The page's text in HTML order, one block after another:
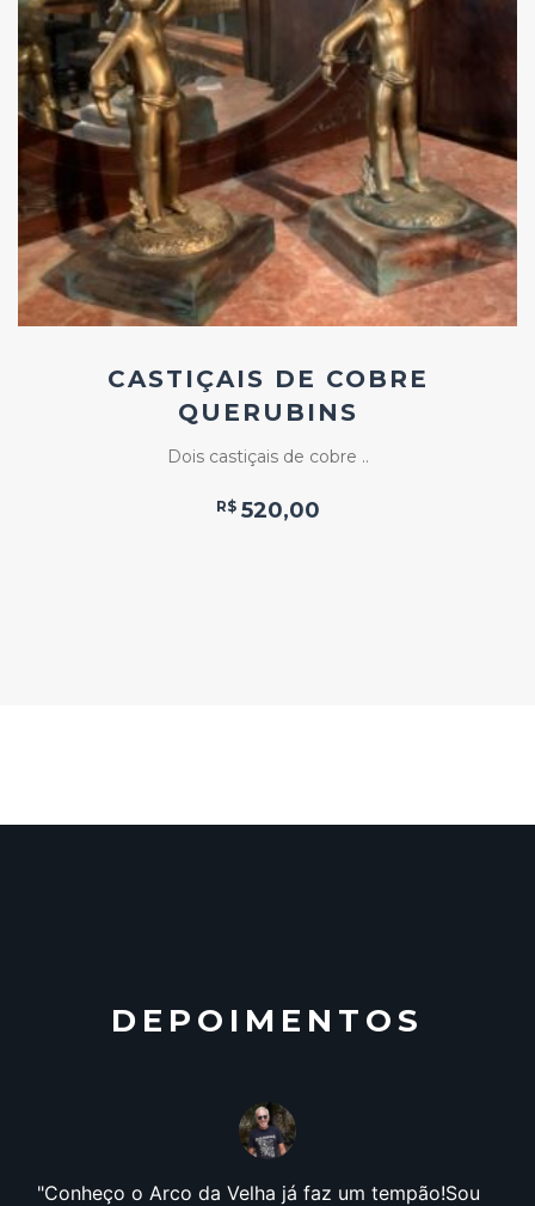
Add
ao
Favoritos
CASTIÇAIS DE COBRE
QUERUBINS
Dois castiçais de cobre ..
R$ 520,00
DEPOIMENTOS
Anos 90, foi quando comecei efetivamente a